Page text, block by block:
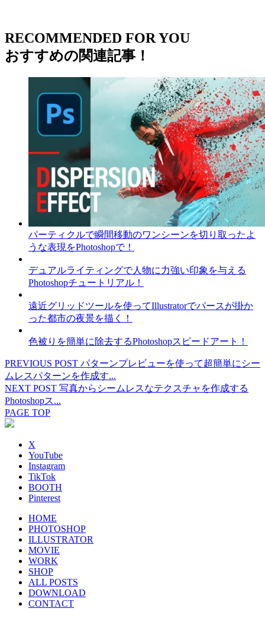
RECOMMENDED FOR YOU
おすすめの関連記事！
パーティクルで瞬間移動のワンシーンを切り取ったよ
うな表現をPhotoshopで！
デュアルライティングで人物に力強い印象を与える
Photoshopチュートリアル！
遠近グリッドツールを使ってIllustratorでパースが掛か
った都市の夜景を描く！
色被りを簡単に除去するPhotoshopスピードアート！
PREVIOUS POST パターンプレビューを使って超簡単にシー
ムレスパターンを作成す...
NEXT POST 写真からシームレスなテクスチャを作成する
Photoshopス...
PAGE TOP
X
YouTube
Instagram
TikTok
BOOTH
Pinterest
HOME
PHOTOSHOP
ILLUSTRATOR
MOVIE
WORK
SHOP
ALL POSTS
DOWNLOAD
CONTACT